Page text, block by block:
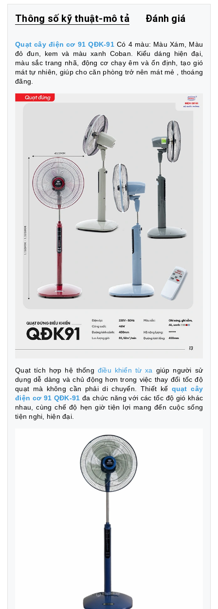
Thông số kỹ thuật-mô tả Đánh giá
Quạt cây điện cơ 91 QĐK-91Có 4 màu: Màu Xám, Màu
đỏ đun, kem và màu xanh Coban. Kiểu dáng hiện đại,
màu sắc trang nhã, động cơ chạy êm và ổn định, tạo gió
mát tự nhiên, giúp cho căn phòng trở nên mát mẻ , thoáng
đãng.
Quạt tích hợp hệ thống điều khiển từ xa giúp người sử
dụng dễ dàng và chủ động hơn trong việc thay đổi tốc độ
quạt mà không cần phải di chuyển. Thiết kế quạtcây
điện cơ 91 QĐK-91 đa chức năng với các tốc độ gió khác
nhau, cùng chế độ hẹn giờ tiện lợi mang đến cuộc sống
tiện nghi, hiện đại.